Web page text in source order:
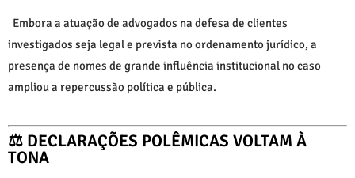
Embora a atuação de advogados na defesa de clientes
investigados seja legal e prevista no ordenamento jurídico, a
presença de nomes de grande influência institucional no caso
ampliou a repercussão política e pública.
⚖️ DECLARAÇÕES POLÊMICAS VOLTAM À
TONA